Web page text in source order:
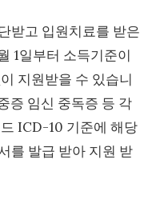
받고 입원치료를 받은
1일부터 소득기준이
지원받을 수 있습니
증 임신 중독증 등 각
ICD-10 기준에 해당
를 발급 받아 지원 받